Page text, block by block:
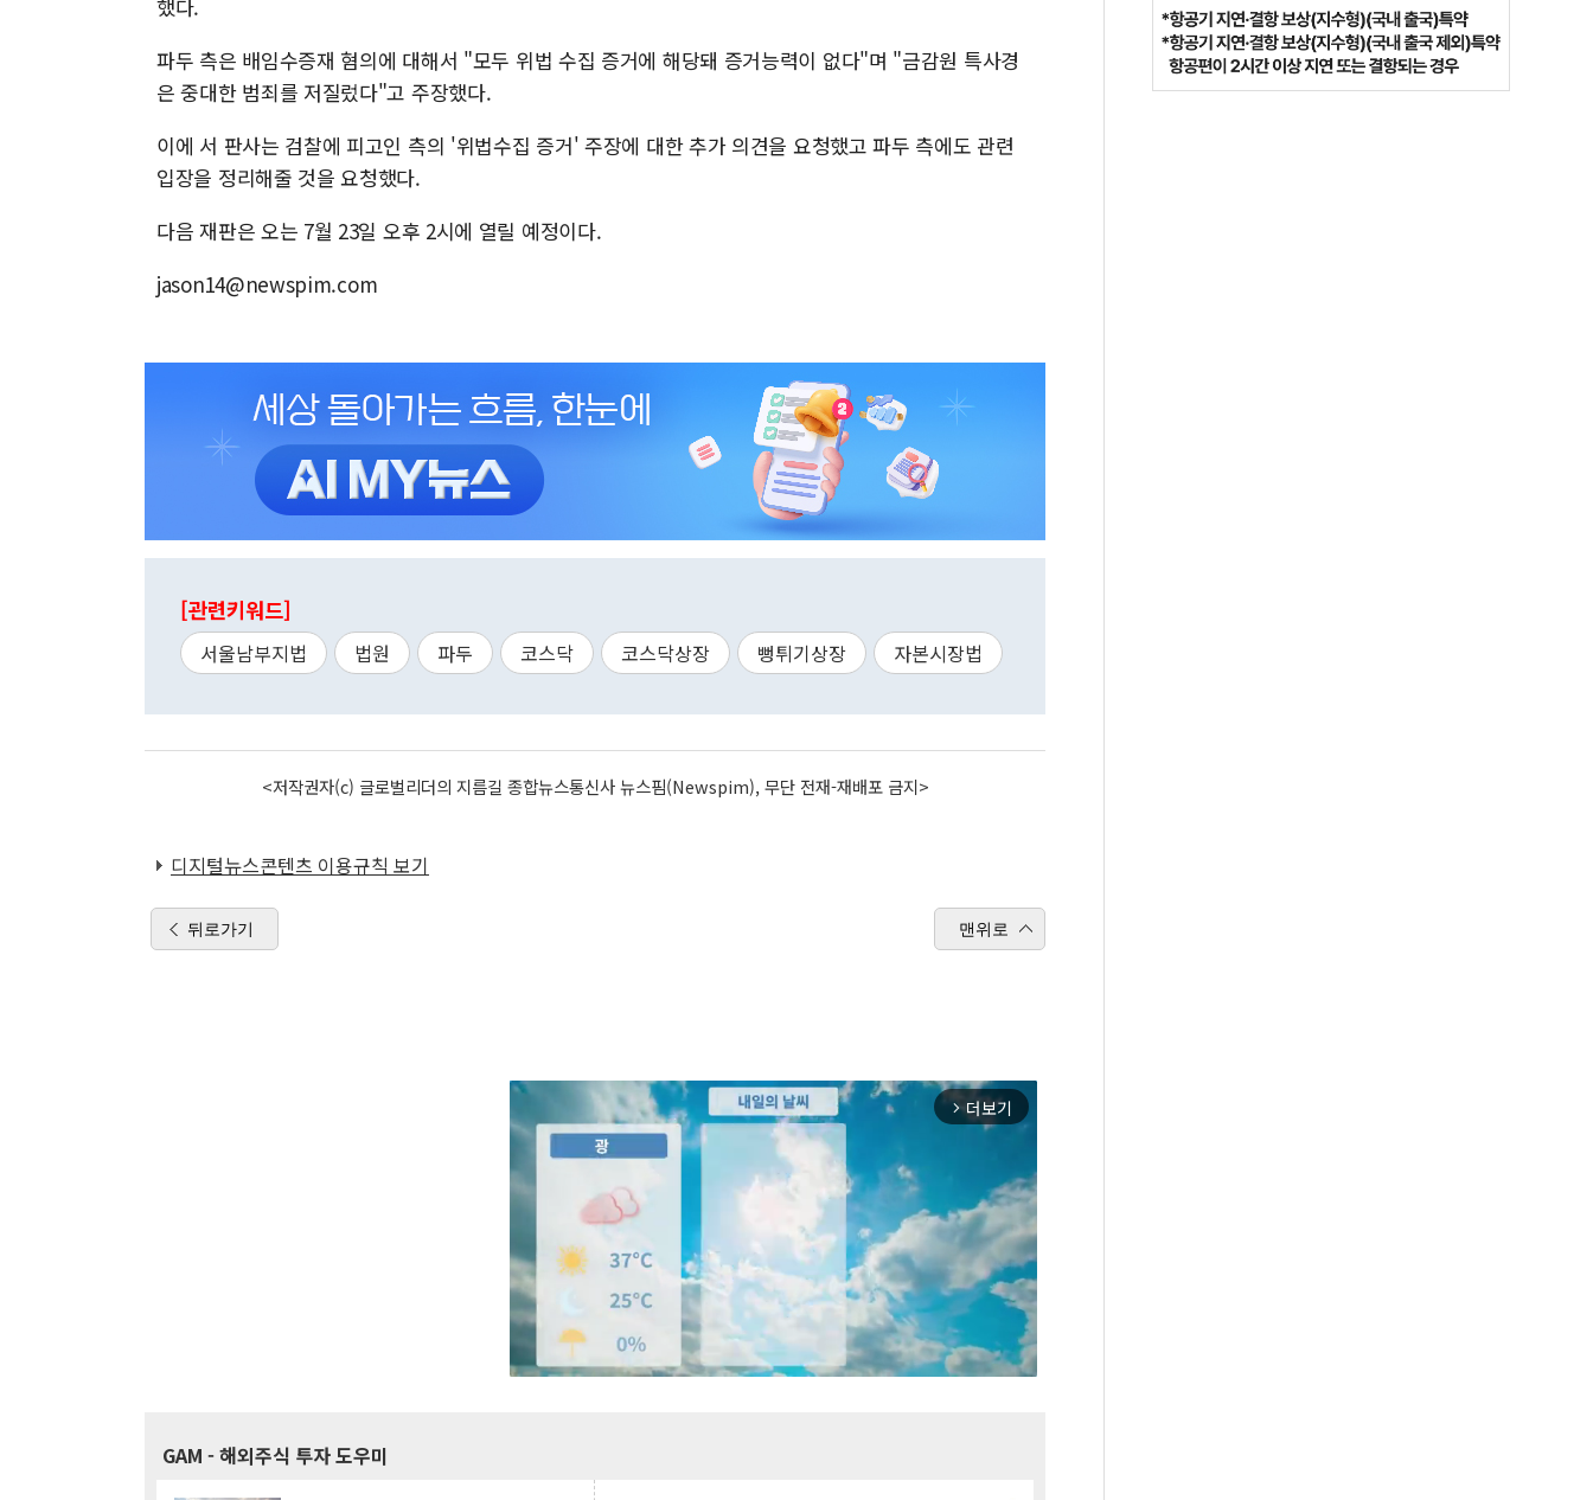
했다.
파두 측은 배임수증재 혐의에 대해서 "모두 위법 수집 증거에 해당돼 증거능력이 없다"며 "금감원 특사경
은 중대한 범죄를 저질렀다"고 주장했다.
이에 서 판사는 검찰에 피고인 측의 '위법수집 증거' 주장에 대한 추가 의견을 요청했고 파두 측에도 관련
입장을 정리해줄 것을 요청했다.
다음 재판은 오는 7월 23일 오후 2시에 열릴 예정이다.
jason14@newspim.com
[관련키워드]
서울남부지법 법원 파두 코스닥 코스닥상장 뻥튀기상장 자본시장법
<저작권자(c) 글로벌리더의 지름길 종합뉴스통신사 뉴스핌(Newspim), 무단 전재-재배포 금지>
디지털뉴스콘텐츠 이용규칙 보기
뒤로가기 맨위로
arrow_forward_ios 더보기
GAM - 해외주식 투자 도우미